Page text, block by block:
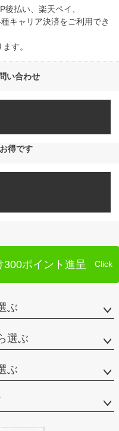
払い、楽天ペイ、
キャリア決済をご利用でき
す。
い合わせ
得です
300ポイント進呈 Click
ぶ
選ぶ
ぶ